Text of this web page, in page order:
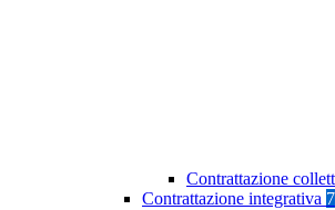
Contrattazione
Contrattazione integrativa 7